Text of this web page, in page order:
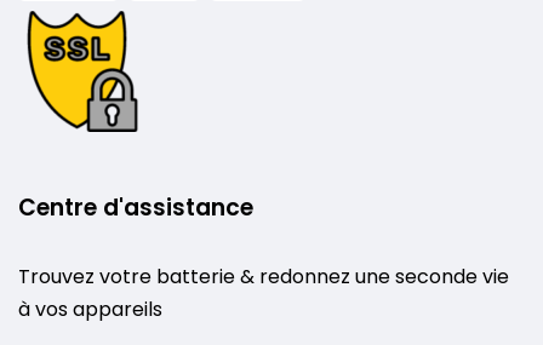
Centre d'assistance
Trouvez votre batterie & redonnez une seconde vie
à vos appareils